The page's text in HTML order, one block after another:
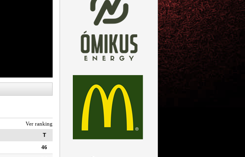
Ver ranking
T
46